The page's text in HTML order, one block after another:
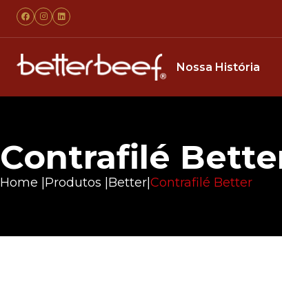
Nossa História
Contrafilé
Home | Produtos | Better Contrafilé Better